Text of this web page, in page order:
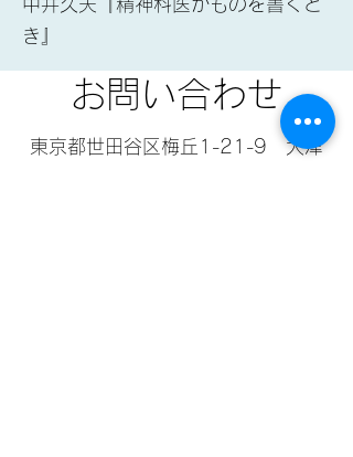
中井久夫『精神科医がものを書くと
き』
お問い合わせ
東京都世田谷区梅丘1-21-9大津